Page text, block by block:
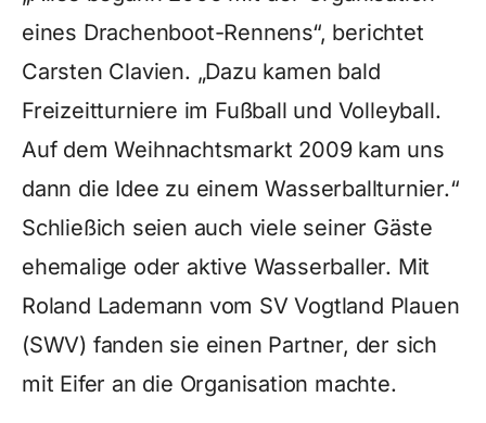
eines Drachenboot-Rennens“, berichtet
Carsten Clavien. „Dazu kamen bald
Freizeitturniere im Fußball und Volleyball.
Auf dem Weihnachtsmarkt 2009 kam uns
dann die Idee zu einem Wasserballturnier.“
Schließich seien auch viele seiner Gäste
ehemalige oder aktive Wasserballer. Mit
Roland Lademann vom SV Vogtland Plauen
(SWV) fanden sie einen Partner, der sich
mit Eifer an die Organisation machte.